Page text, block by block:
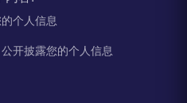
个人信息
开披露您的个人信息